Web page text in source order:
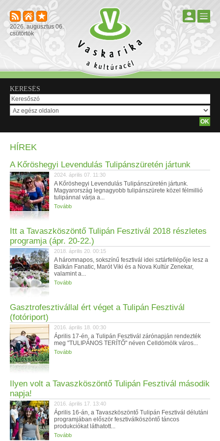
2026. augusztus 06.
csütörtök
KERESÉS
HÍREK
A Kőröshegyi Levendulás Tulipánszüretén jártunk
2024. április 07. 11:30
A Kőröshegyi Levendulás Tulipánszüretén jártunk.
Magyarország legnagyobb tulipánszürete közel félmillió
tulipánnal várja a...
Tovább
Itt a Tavaszköszöntő Tulipán Fesztivál 2018 részletes
programja (ápr. 20-22.)
2018. április 20. 00:15
A háromnapos, sokszínű fesztivál idei sztárfellépője lesz a
Balkán Fanatic, Marót Viki és a Nova Kultúr Zenekar,
valamint a...
Tovább
Gasztrofesztivállal ért véget a Tulipán Fesztivál
(fotóriport)
2016. április 18. 00:30
Április 17-én, a Tulipán Fesztivál zárónapján rendezték
meg "TULIPÁNOS TERÍTŐ" néven Celldömölk város...
Tovább
Ilyen volt a Tavaszköszöntő Tulipán Fesztivál második
napja!
2016. április 17. 13:40
Április 16-án, a Tavaszköszöntő Tulipán Fesztivál délutáni
programjában először fesztiválköszöntő táncos
produkciókat láthatott...
Tovább